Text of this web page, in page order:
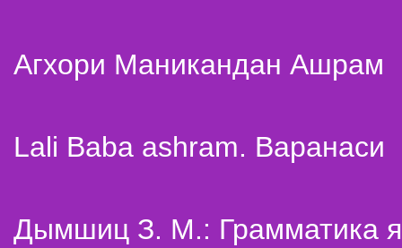
Агхори Маникандан Ашрам
Lali Baba ashram. Варанаси
Дымшиц З. М.: Грамматика